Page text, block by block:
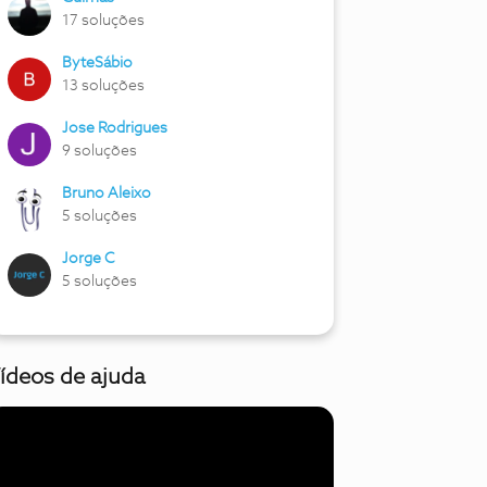
17 soluções
ByteSábio
13 soluções
Jose Rodrigues
9 soluções
Bruno Aleixo
5 soluções
Jorge C
5 soluções
de ajuda